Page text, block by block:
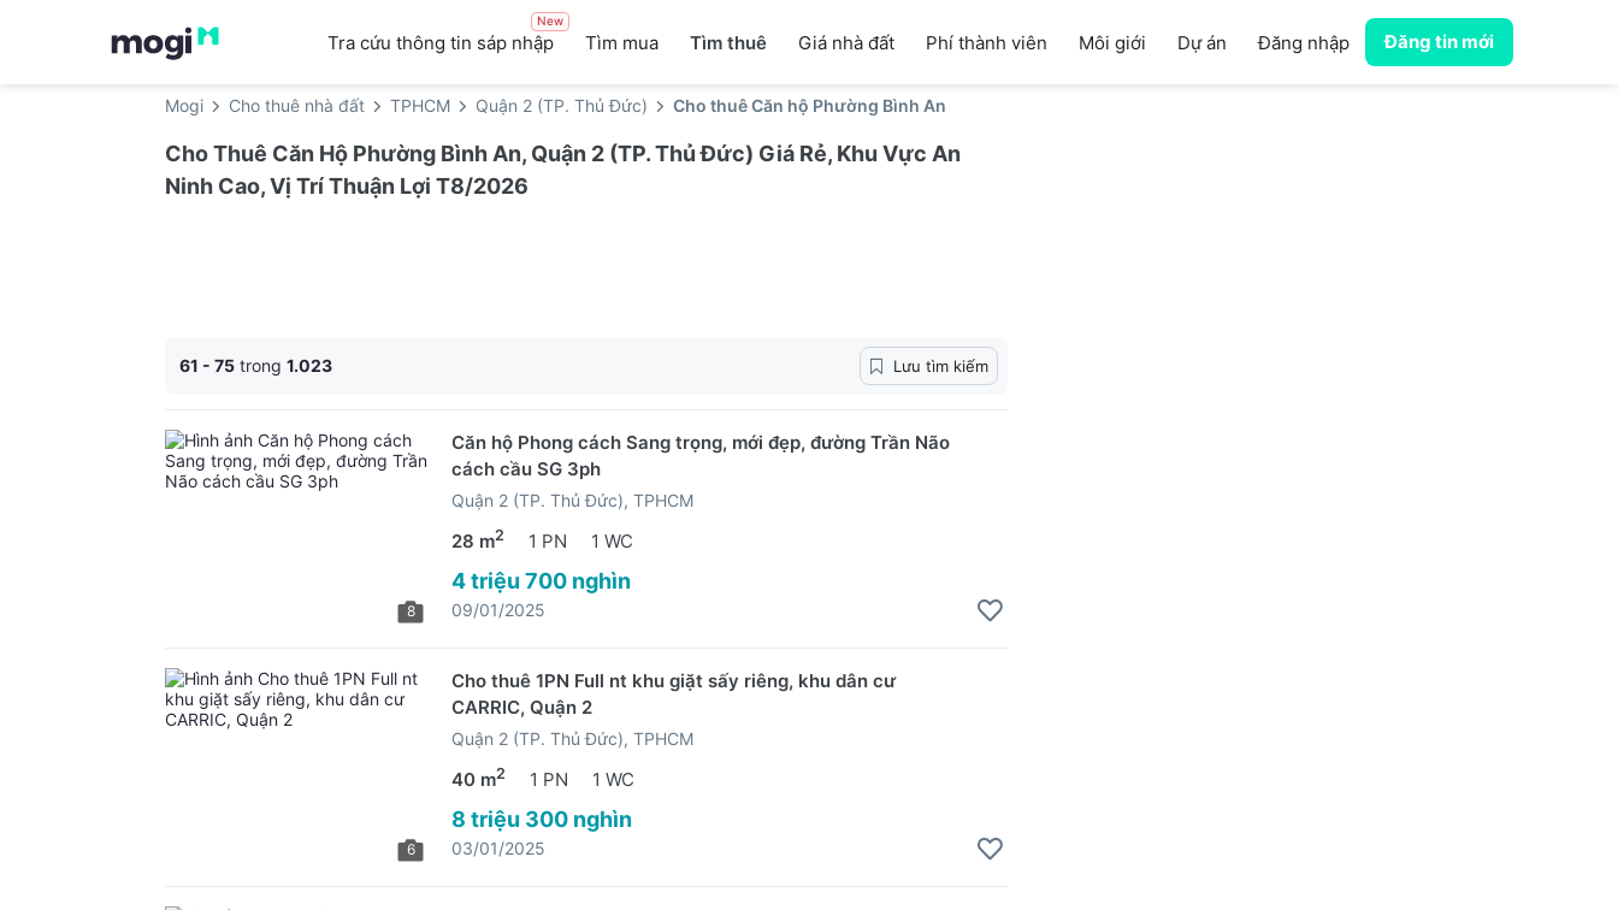
Tra cứu thông tin sáp nhập
New
Tìm mua Tìm thuê Giá nhà đất Phí thành viên Môi giới Dự án Đăng nhập Đăng tin mới
Mogi Cho thuê nhà đất TPHCM Quận 2 (TP. Thủ Đức) Cho thuê Căn hộ Phường Bình An
Cho Thuê Căn Hộ Phường Bình An, Quận 2 (TP. Thủ Đức) Giá Rẻ, Khu Vực An
Ninh Cao, Vị Trí Thuận Lợi T8/2026
61 - 75 trong 1.023 Lưu tìm kiếm
8
Căn hộ Phong cách Sang trọng, mới đẹp, đường Trần Não
cách cầu SG 3ph
Quận 2 (TP. Thủ Đức), TPHCM
28 m2 1 PN 1 WC
4 triệu 700 nghìn
09/01/2025
6
Cho thuê 1PN Full nt khu giặt sấy riêng, khu dân cư
CARRIC, Quận 2
Quận 2 (TP. Thủ Đức), TPHCM
40 m2 1 PN 1 WC
8 triệu 300 nghìn
03/01/2025